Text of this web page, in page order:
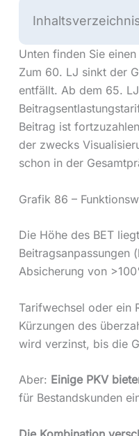
Unten finden Sie
Zum 60. LJ sinkt der
entfällt. Ab dem 65.
Beitrag ist
der zwecks
schon in der
Grafik 86 –
Die Höhe des BET
Beitragsanpassungen
Absicherung von
Tarifwechsel oder ein
Kürzungen des
wird verzinst, bis die
Aber: Einige PKV
für Bestandskunden